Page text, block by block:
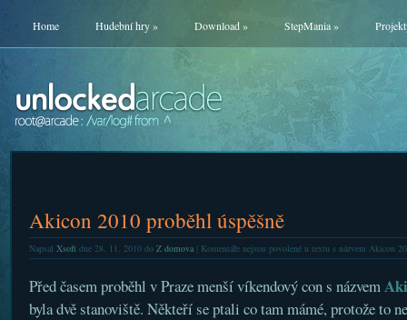
Home Hudební hry» Download» StepMania»
Akicon 2010 proběhl úspěšně
Napsal Xsoftdne 28. 11. 2010 do Z domova| Komentáře nejsou povolenéu textu s názvem Akicon
Před časem proběhl v Praze menší víkendový con s názvem
byla dvě stanoviště. Někteří se ptali co tam mámé, protože to